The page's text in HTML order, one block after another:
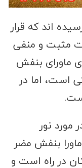
اند که قرار
مثبت و منفی
ماورای بنفش
است، اما در
مورد نور
بنفش مضر
در راه است و